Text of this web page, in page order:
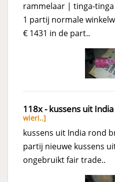
rammelaar | tinga-
1 partij normale
€ 1431 in de part..
118x - kussens uit
wieri..]
kussens uit India rond
partij nieuwe kussens
ongebruikt fair trade..